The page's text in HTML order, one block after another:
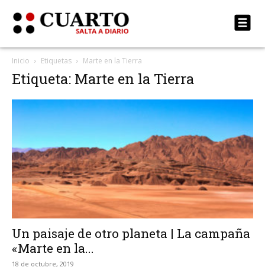
Inicio Etiquetas Marte en la Tierra
Etiqueta: Marte en la Tierra
Un paisaje de otro planeta | La campaña
«Marte en la...
18 de octubre, 2019